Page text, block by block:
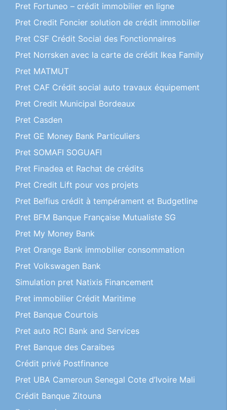
Pret Fortuneo – crédit immobilier en ligne
Pret Credit Foncier solution de crédit immobilier
Pret CSF Crédit Social des Fonctionnaires
Pret Norrsken avec la carte de crédit Ikea Family
Pret MATMUT
Pret CAF Crédit social auto travaux équipement
Pret Credit Municipal Bordeaux
Pret Casden
Pret GE Money Bank Particuliers
Pret SOMAFI SOGUAFI
Pret Finadea et Rachat de crédits
Pret Credit Lift pour vos projets
Pret Belfius crédit à tempérament et Budgetline
Pret BFM Banque Française Mutualiste SG
Pret My Money Bank
Pret Orange Bank immobilier consommation
Pret Volkswagen Bank
Simulation pret Natixis Financement
Pret immobilier Crédit Maritime
Pret Banque Courtois
Pret auto RCI Bank and Services
Pret Banque des Caraibes
Crédit privé Postfinance
Pret UBA Cameroun Senegal Cote d’Ivoire Mali
Crédit Banque Zitouna